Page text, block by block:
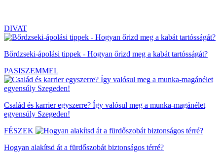
DIVAT
Bőrdzseki-ápolási tippek - Hogyan őrizd meg a kabát tartósságát?
PASISZEMMEL
Család és karrier egyszerre? Így valósul meg a munka-magánélet
egyensúly Szegeden!
FÉSZEK
Hogyan alakítsd át a fürdőszobát biztonságos térré?